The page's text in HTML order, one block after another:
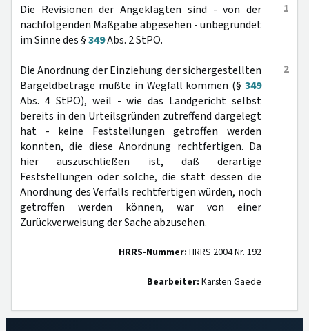
1
Die Revisionen der Angeklagten sind - von der
nachfolgenden Maßgabe abgesehen - unbegründet
im Sinne des §349Abs. 2 StPO.
2
Die Anordnung der Einziehung der sichergestellten
Bargeldbeträge mußte in Wegfall kommen (§ 349
Abs. 4 StPO), weil - wie das Landgericht selbst
bereits in den Urteilsgründen zutreffend dargelegt
hat - keine Feststellungen getroffen werden
konnten, die diese Anordnung rechtfertigen. Da
hier auszuschließen ist, daß derartige
Feststellungen oder solche, die statt dessen die
Anordnung des Verfalls rechtfertigen würden, noch
getroffen werden können, war von einer
Zurückverweisung der Sache abzusehen.
HRRS-Nummer: HRRS 2004 Nr. 192
Bearbeiter: Karsten Gaede